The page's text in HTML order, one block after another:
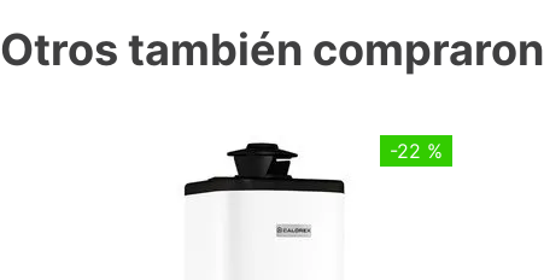
Otros también compraron
-22 %